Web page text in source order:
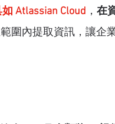
Atlassian Cloud ， 在
圍內提取資訊，讓企